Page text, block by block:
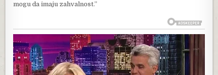
mogu da imaju zahvalnost.”